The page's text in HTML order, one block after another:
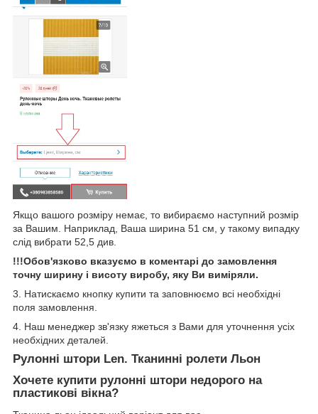
Якщо вашого розміру немає, то вибираємо наступний розмір
за Вашим. Наприклад, Ваша ширина 51 см, у такому випадку
слід вибрати 52,5 див.
!!!Обов'язково вказуємо в коментарі до замовлення
точну ширину і висоту виробу, яку Ви виміряли.
3. Натискаємо кнопку купити та заповнюємо всі необхідні
поля замовлення.
4. Наш менеджер зв'язку яжеться з Вами для уточнення усіх
необхідних деталей.
Рулонні штори Len. Тканинні ролети Льон
Хочете купити рулонні штори недорого на
пластикові вікна?